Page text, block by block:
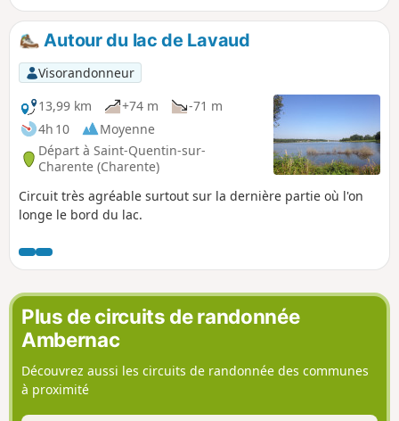
Autour du lac de Lavaud
Visorandonneur
13,99 km
+74 m
-71 m
4h 10
Moyenne
Départ à Saint-Quentin-sur-
Charente (Charente)
Circuit très agréable surtout sur la dernière partie où l'on
longe le bord du lac.
Plus de circuits de randonnée
Ambernac
Découvrez aussi les circuits de randonnée des communes
à proximité